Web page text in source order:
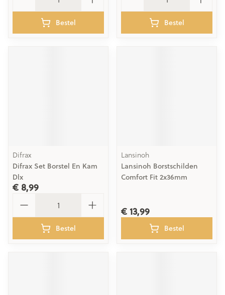
Bestel Bestel
Difrax
Difrax Set Borstel En Kam
Dlx
€ 8,99
Bestel
Lansinoh
Lansinoh Borstschilden
Comfort Fit 2x36mm
€ 13,99
Bestel